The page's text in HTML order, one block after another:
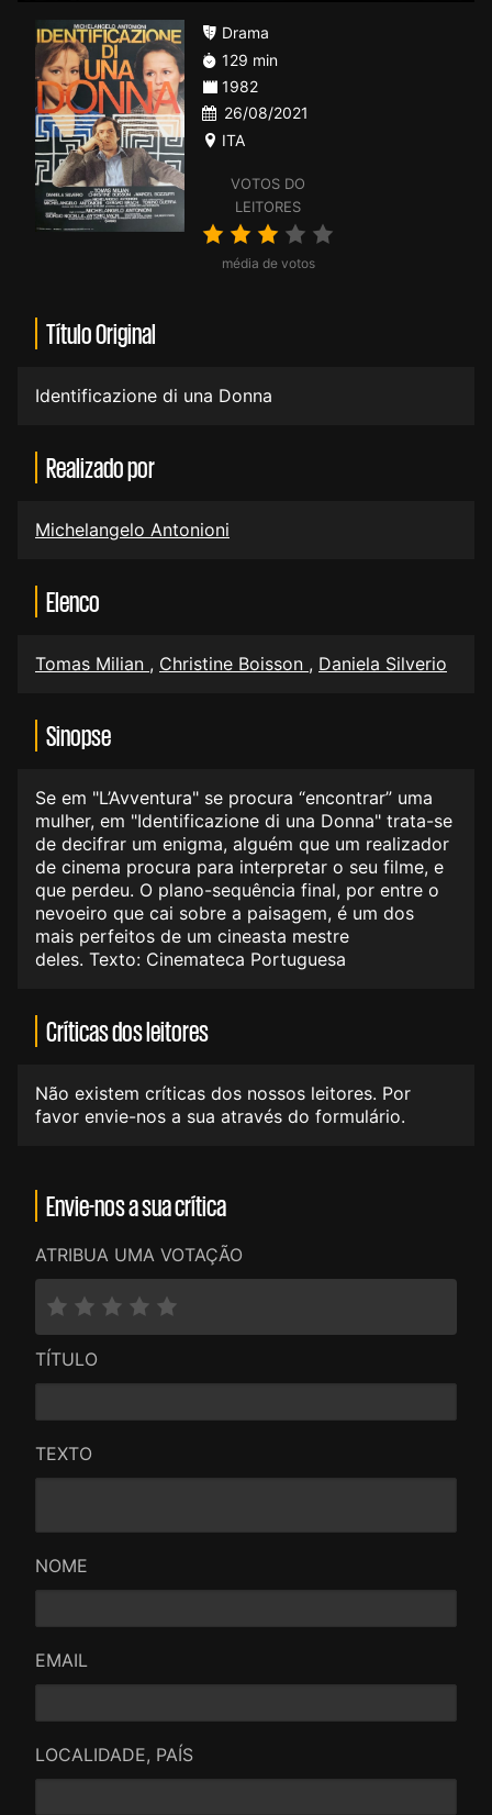
VOTOS DO
LEITORES
média de votos
Drama
129 min
1982
26/08/2021
ITA
Título Original
Identificazione di una Donna
Realizado por
Michelangelo Antonioni
Elenco
Tomas Milian , Christine Boisson , Daniela Silverio
Sinopse
Se em "L’Avventura" se procura “encontrar” uma
mulher, em "Identificazione di una Donna" trata-se
de decifrar um enigma, alguém que um realizador
de cinema procura para interpretar o seu filme, e
que perdeu. O plano-sequência final, por entre o
nevoeiro que cai sobre a paisagem, é um dos
mais perfeitos de um cineasta mestre
deles. Texto: Cinemateca Portuguesa
Críticas dos leitores
Não existem críticas dos nossos leitores. Por
favor envie-nos a sua através do formulário.
Envie-nos a sua crítica
ATRIBUA UMA VOTAÇÃO
TÍTULO
TEXTO
NOME
EMAIL
LOCALIDADE, PAÍS